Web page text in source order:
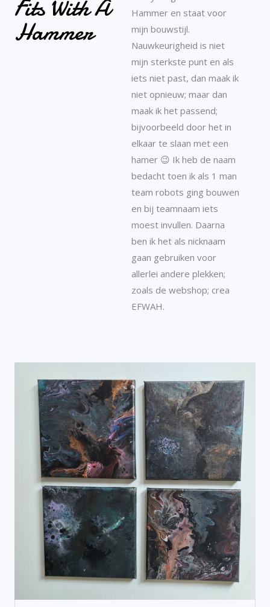
Fits With A
Hammer
Hammer en staat voor
mijn bouwstijl.
Nauwkeurigheid is niet
mijn sterkste punt en als
iets niet past, dan maak ik
niet opnieuw; maar dan
maak ik het passend;
bijvoorbeeld door het in
elkaar te slaan met een
hamer 😉 Ik heb de naam
bedacht toen ik als 1 man
team robots ging bouwen
en bij teamnaam iets
moest invullen. Daarna
ben ik het als nicknaam
gaan gebruiken voor
allerlei andere plekken;
zoals de webshop; crea
EFWAH.